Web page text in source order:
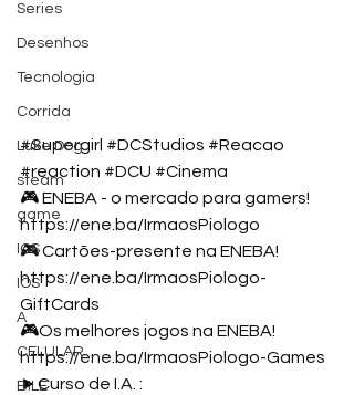
Series
Desenhos
Tecnologia
Corrida
Luke Dog
steam
game
IOS
IOS
A
CELULAR
BILE
#Supergirl #DCStudios #Reacao
#reaction #DCU #Cinema
🎮 ENEBA - o mercado para gamers!
https://ene.ba/IrmaosPiologo
🎮 Cartões-presente na ENEBA!
https://ene.ba/IrmaosPiologo-
GiftCards
🎮Os melhores jogos na ENEBA!
https://ene.ba/IrmaosPiologo-Games
►Curso de I.A. :